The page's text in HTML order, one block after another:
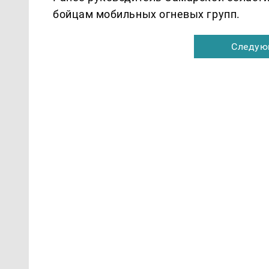
бойцам мобильных огневых групп.